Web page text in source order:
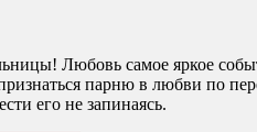
Любовь самое яркое
парню в любви по
его не запинаясь.